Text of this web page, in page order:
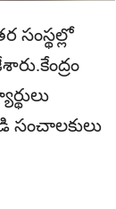
సంస్థల్లో
సంచాలకులు